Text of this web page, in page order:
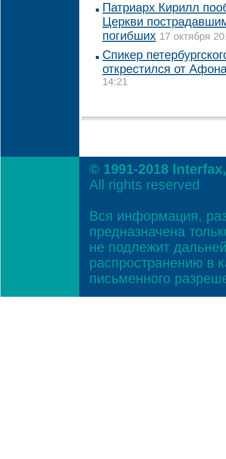
Патриарх Кирилл
Церкви
погибших 17 октября
Спикер
открестился от
14:21
© 1991-2018
All rights reserved
Вся информация,
предназначена
не подлежит
распространению в
письменного